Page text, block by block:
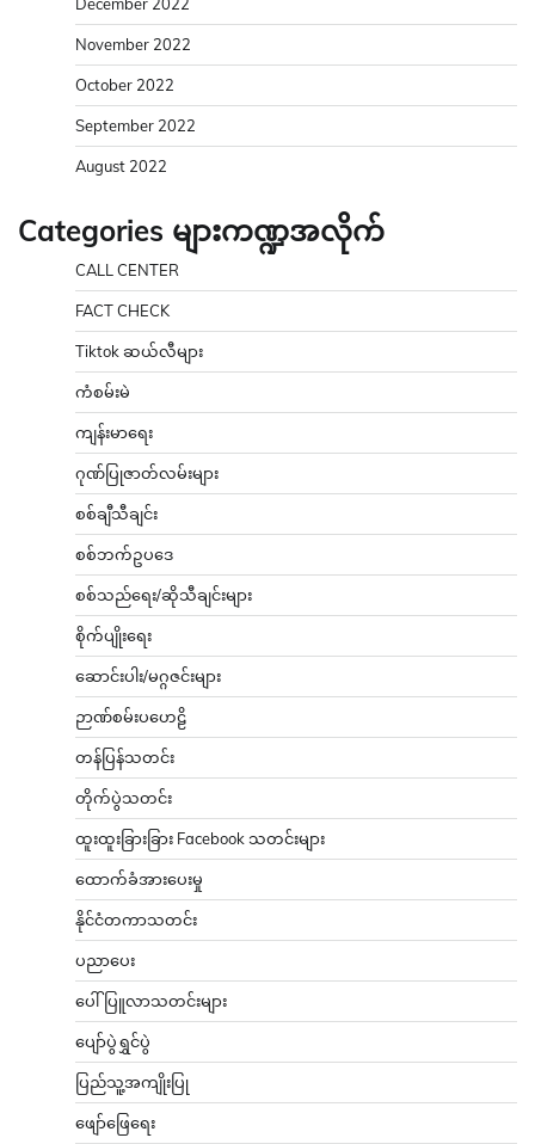
November 2022
October 2022
September 2022
August 2022
Categories များကဏ္ဍအလိုက်
CALL CENTER
FACT CHECK
Tiktok ဆယ်လီများ
ကံစမ်းမဲ
ကျန်းမာရေး
ဂုဏ်ပြုဇာတ်လမ်းများ
စစ်ချီသီချင်း
စစ်ဘက်ဥပဒေ
စစ်သည်ရေး/ဆိုသီချင်းများ
စိုက်ပျိုးရေး
ဆောင်းပါး/မဂ္ဂဇင်းများ
ဉာဏ်စမ်းပဟေဠိ
တန်ပြန်သတင်း
တိုက်ပွဲသတင်း
ထူးထူးခြားခြား Facebook သတင်းများ
ထောက်ခံအားပေးမှု
နိုင်ငံတကာသတင်း
ပညာပေး
ပေါ်ပြူလာသတင်းများ
ပျော်ပွဲရွှင်ပွဲ
ပြည်သူ့အကျိုးပြု
ဖျော်ဖြေရေး